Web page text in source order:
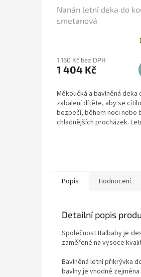
Nanán letní deka do
smetanová
1 160 Kč bez DPH
1 404 Kč
Měkoučká a bavlněná deka
zabalení dítěte, aby se
bezpečí, během noci nebo
chladnějších procházek.
Popis Hodnocení
Detailní popis
Společnost Italbaby je
zaměřené na vysoce
Bavlněná letní přikrývka
bavlny je vhodné